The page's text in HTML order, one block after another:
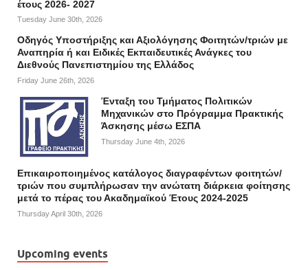
έτους 2026- 2027
Tuesday June 30th, 2026
Οδηγός Υποστήριξης και Αξιολόγησης Φοιτητών/τριών με
Αναπηρία ή και Ειδικές Εκπαιδευτικές Ανάγκες του
Διεθνούς Πανεπιστημίου της Ελλάδος
Friday June 26th, 2026
Ένταξη του Τμήματος Πολιτικών
Μηχανικών στο Πρόγραμμα Πρακτικής
Άσκησης μέσω ΕΣΠΑ
Thursday June 4th, 2026
Επικαιροποιημένος κατάλογος διαγραφέντων φοιτητών/
τριών που συμπλήρωσαν την ανώτατη διάρκεια φοίτησης
μετά το πέρας του Ακαδημαϊκού Έτους 2024-2025
Thursday April 30th, 2026
Upcoming events